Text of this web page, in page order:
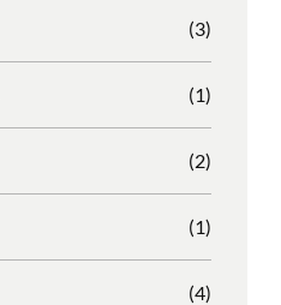
(3)
(1)
(2)
(1)
(4)